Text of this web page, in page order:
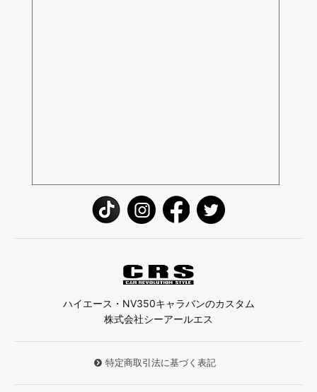
ハイエース・NV350キャラバンのカスタム
株式会社シーアールエス
特定商取引法に基づく表記